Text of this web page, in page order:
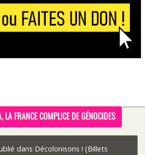
FRANCE COMPLICE DE GÉNOCIDES
dans Décolonisons ! (Billets